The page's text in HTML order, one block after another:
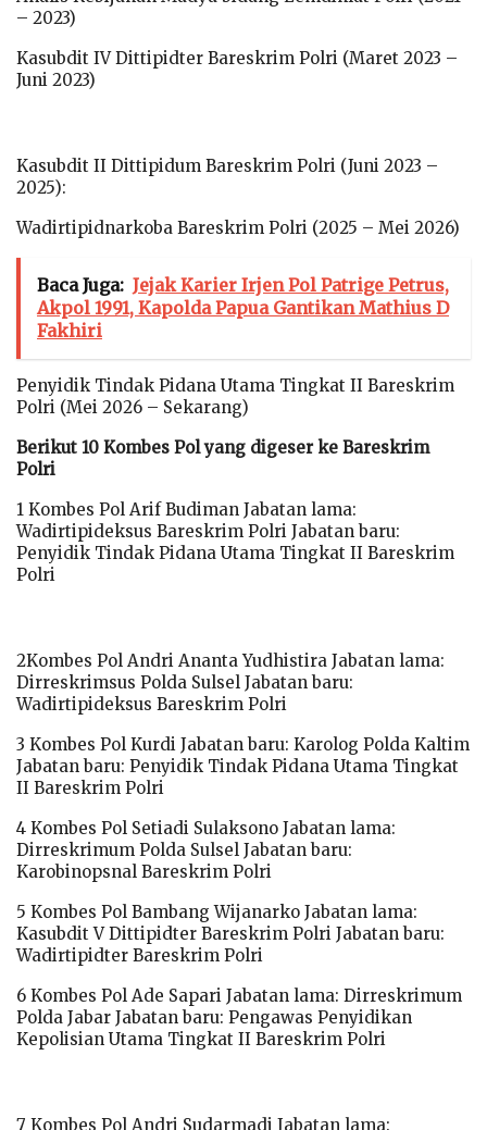
– 2023)
Kasubdit IV Dittipidter Bareskrim Polri (Maret 2023 –
Juni 2023)
Kasubdit II Dittipidum Bareskrim Polri (Juni 2023 –
2025):
Wadirtipidnarkoba Bareskrim Polri (2025 – Mei 2026)
Baca Juga: Jejak Karier Irjen Pol Patrige Petrus,
Akpol 1991, Kapolda Papua Gantikan Mathius D
Fakhiri
Penyidik Tindak Pidana Utama Tingkat II Bareskrim
Polri (Mei 2026 – Sekarang)
Berikut 10 Kombes Pol yang digeser ke Bareskrim
Polri
1 Kombes Pol Arif Budiman Jabatan lama:
Wadirtipideksus Bareskrim Polri Jabatan baru:
Penyidik Tindak Pidana Utama Tingkat II Bareskrim
Polri
2Kombes Pol Andri Ananta Yudhistira Jabatan lama:
Dirreskrimsus Polda Sulsel Jabatan baru:
Wadirtipideksus Bareskrim Polri
3 Kombes Pol Kurdi Jabatan baru: Karolog Polda Kaltim
Jabatan baru: Penyidik Tindak Pidana Utama Tingkat
II Bareskrim Polri
4 Kombes Pol Setiadi Sulaksono Jabatan lama:
Dirreskrimum Polda Sulsel Jabatan baru:
Karobinopsnal Bareskrim Polri
5 Kombes Pol Bambang Wijanarko Jabatan lama:
Kasubdit V Dittipidter Bareskrim Polri Jabatan baru:
Wadirtipidter Bareskrim Polri
6 Kombes Pol Ade Sapari Jabatan lama: Dirreskrimum
Polda Jabar Jabatan baru: Pengawas Penyidikan
Kepolisian Utama Tingkat II Bareskrim Polri
7 Kombes Pol Andri Sudarmadi Jabatan lama: